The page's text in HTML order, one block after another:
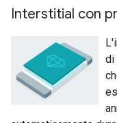
Interstitial con
di